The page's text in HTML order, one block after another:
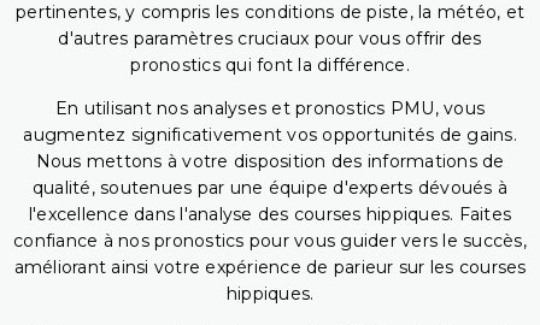
pertinentes, y compris les conditions de piste, la météo, et
d'autres paramètres cruciaux pour vous offrir des
pronostics qui font la différence.
En utilisant nos analyses et pronostics PMU, vous
augmentez significativement vos opportunités de gains.
Nous mettons à votre disposition des informations de
qualité, soutenues par une équipe d'experts dévoués à
l'excellence dans l'analyse des courses hippiques. Faites
confiance à nos pronostics pour vous guider vers le succès,
améliorant ainsi votre expérience de parieur sur les courses
hippiques.